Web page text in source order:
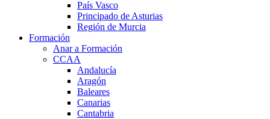
País Vasco
Principado de Asturias
Región de Murcia
Formación
Anar a Formación
CCAA
Andalucía
Aragón
Baleares
Canarias
Cantabria